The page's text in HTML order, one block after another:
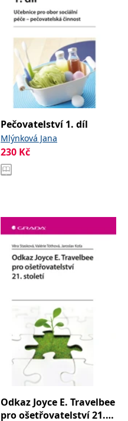
Pečovatelství 1. díl
Mlýnková Jana
230 Kč
Odkaz Joyce E. Travelbee
pro ošetřovatelství 21.